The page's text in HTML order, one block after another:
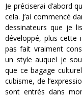
Je préciserai d’abord
cela. J’ai commencé
dessinateurs que je
développé, plus cette
pas fait vraiment
un style auquel je
que ce bagage
cubisme, de
sont entrés dans